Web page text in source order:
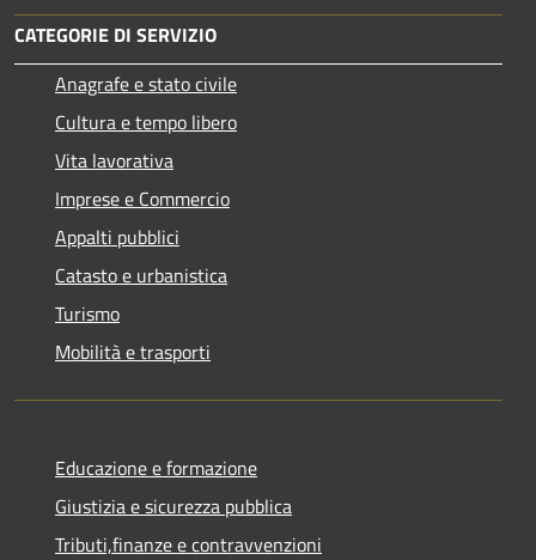
CATEGORIE DI SERVIZIO
Anagrafe e stato civile
Cultura e tempo libero
Vita lavorativa
Imprese e Commercio
Appalti pubblici
Catasto e urbanistica
Turismo
Mobilità e trasporti
Educazione e formazione
Giustizia e sicurezza pubblica
Tributi,finanze e contravvenzioni